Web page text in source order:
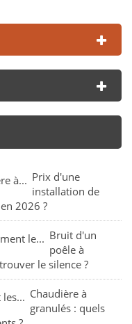
Prix d'une
installation de
2026 ?
Bruit d'un
poêle à
le silence ?
Chaudière à
granulés : quels